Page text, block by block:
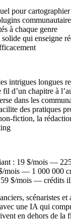
pour
à chaque genre
qui enseigne
intrigues longues
d’un chapitre à
dans les
des pratiques
fiction, la
: 19 $/mois —
mois — 1 000 000
59 $/mois — crédits
scénaristes
une IA qui
en dehors de la